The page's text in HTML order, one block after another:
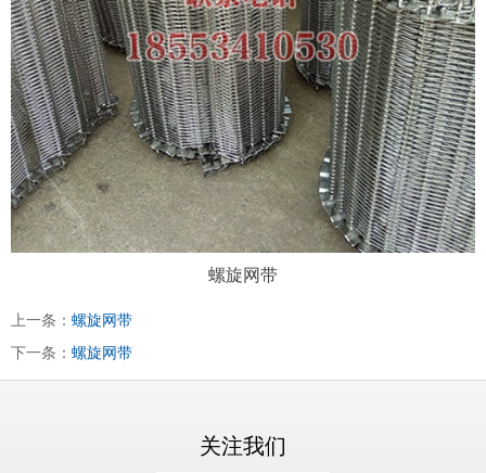
螺旋网带
上一条： 螺旋网带
下一条： 螺旋网带
关注我们